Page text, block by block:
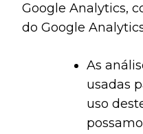
Google Analytics,
do Google
As
usadas
uso